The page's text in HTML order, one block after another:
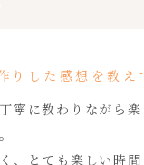
りした感想を教え
寧に教わりながら楽
、とても楽しい時間